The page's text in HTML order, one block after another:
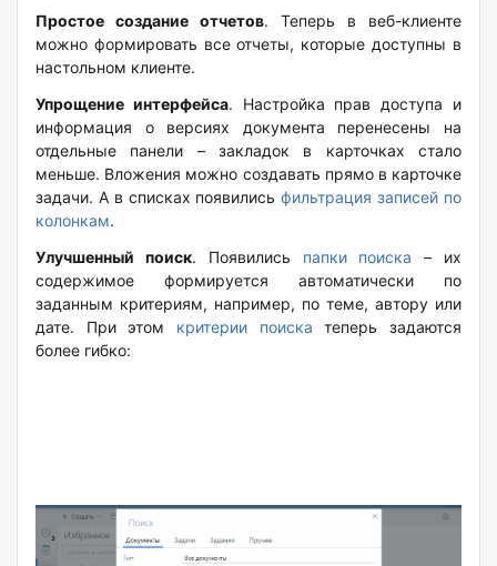
Простое создание отчетов. Теперь в веб-клиенте
можно формировать все отчеты, которые доступны в
настольном клиенте.
Упрощение интерфейса. Настройка прав доступа и
информация о версиях документа перенесены на
отдельные панели – закладок в карточках стало
меньше. Вложения можно создавать прямо в карточке
задачи. А в списках появилисьфильтрация записей по
колонкам.
Улучшенный поиск. Появились папки поиска – их
содержимое формируется автоматически по
заданным критериям, например, по теме, автору или
дате. При этом критерии поиска теперь задаются
более гибко: